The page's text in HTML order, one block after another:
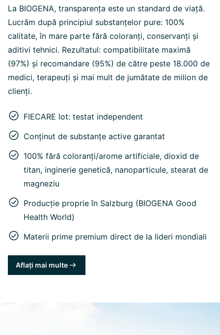
La BIOGENA, transparența este un standard de viață.
Lucrăm după principiul substanțelor pure: 100%
calitate, în mare parte fără coloranți, conservanți și
aditivi tehnici. Rezultatul: compatibilitate maximă
(97%) și recomandare (95%) de către peste 18.000 de
medici, terapeuți și mai mult de jumătate de milion de
clienți.
FIECARE lot: testat independent
Conținut de substanțe active garantat
100% fără coloranți/arome artificiale, dioxid de
titan, inginerie genetică, nanoparticule, stearat de
magneziu
Producție proprie în Salzburg (BIOGENA Good
Health World)
Materii prime premium direct de la lideri mondiali
Aflați mai multe